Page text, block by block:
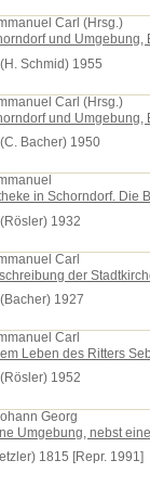
Carl (Hrsg.)
und Umgebung,
Schmid) 1955
Carl (Hrsg.)
und Umgebung,
Bacher) 1950
in Schorndorf. Die
1932
Carl
der
1927
Carl
Leben des Ritters
1952
Georg
Umgebung, nebst
1815 [Repr. 1991]